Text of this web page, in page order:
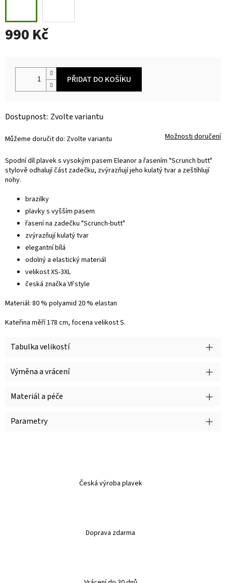
990 Kč
Zvolte variantu
Můžeme doručit do: Zvolte variantu Možnosti doručení
PŘIDAT DO KOŠÍKU
Tabulka velikostí
Výměna a vrácení
Materiál a péče
Parametry
Česká výroba plavek
Doprava zdarma
Spodní díl plavek s vysokým pasem Eleanor a řasením "Scrunch butt"
stylově odhalují část zadečku, zvýrazňují jeho kulatý tvar a zeštíhlují
nohy.
brazilky
plavky s vyšším pasem
řasení na zadečku "Scrunch-butt"
zvýrazňují kulatý tvar
elegantní bílá
odolný a elastický materiál
velikost XS-3XL
česká značka VFstyle
Materiál: 80 % polyamid 20 % elastan
Kateřina měří 178 cm, focena velikost S.